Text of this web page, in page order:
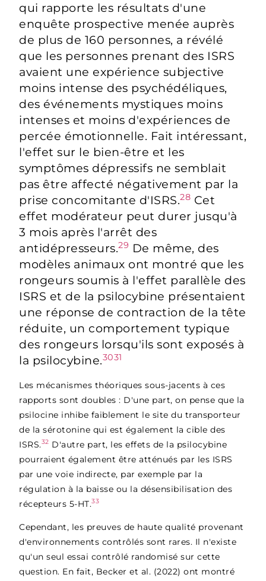
qui rapporte les résultats d'une
enquête prospective menée auprès
de plus de 160 personnes, a révélé
que les personnes prenant des ISRS
avaient une expérience subjective
moins intense des psychédéliques,
des événements mystiques moins
intenses et moins d'expériences de
percée émotionnelle. Fait intéressant,
l'effet sur le bien-être et les
symptômes dépressifs ne semblait
pas être affecté négativement par la
prise concomitante d'ISRS.28 Cet
effet modérateur peut durer jusqu'à
3 mois après l'arrêt des
antidépresseurs.29 De même, des
modèles animaux ont montré que les
rongeurs soumis à l'effet parallèle des
ISRS et de la psilocybine présentaient
une réponse de contraction de la tête
réduite, un comportement typique
des rongeurs lorsqu'ils sont exposés à
la psilocybine.3031
Les mécanismes théoriques sous-jacents à ces
rapports sont doubles : D'une part, on pense que la
psilocine inhibe faiblement le site du transporteur
de la sérotonine qui est également la cible des
ISRS.32 D'autre part, les effets de la psilocybine
pourraient également être atténués par les ISRS
par une voie indirecte, par exemple par la
régulation à la baisse ou la désensibilisation des
récepteurs 5-HT.33
Cependant, les preuves de haute qualité provenant
d'environnements contrôlés sont rares. Il n'existe
qu'un seul essai contrôlé randomisé sur cette
question. En fait, Becker et al. (2022) ont montré